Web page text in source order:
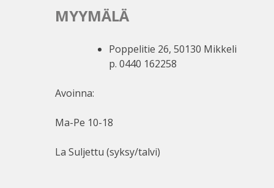
MYYMÄLÄ
Poppelitie 26, 50130 Mikkeli
p. 0440 162258
Avoinna:
Ma-Pe 10-18
La Suljettu (syksy/talvi)